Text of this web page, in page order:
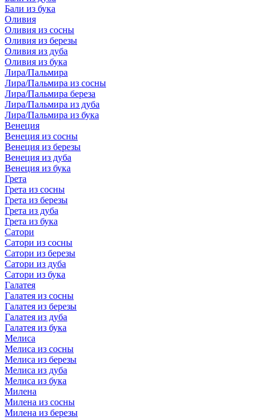
Бали из бука
Оливия
Оливия из сосны
Оливия из березы
Оливия из дуба
Оливия из бука
Лира/Пальмира
Лира/Пальмира из сосны
Лира/Пальмира береза
Лира/Пальмира из дуба
Лира/Пальмира из бука
Венеция
Венеция из сосны
Венеция из березы
Венеция из дуба
Венеция из бука
Грета
Грета из сосны
Грета из березы
Грета из дуба
Грета из бука
Сатори
Сатори из сосны
Сатори из березы
Сатори из дуба
Сатори из бука
Галатея
Галатея из сосны
Галатея из березы
Галатея из дуба
Галатея из бука
Мелиса
Мелиса из сосны
Мелиса из березы
Мелиса из дуба
Мелиса из бука
Милена
Милена из сосны
Милена из березы